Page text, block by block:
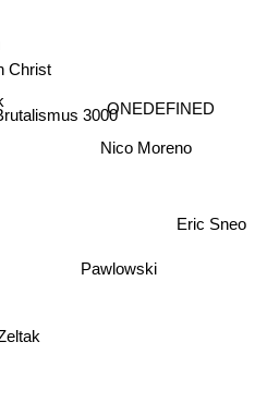
Christ
3000
Zeltak
ONEDEFINED
Nico Moreno
Eric Sneo